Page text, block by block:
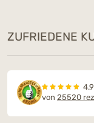
ZUFRIEDENE
von 25520